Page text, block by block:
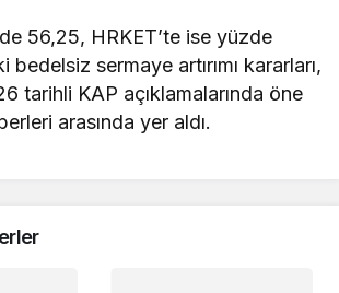
56,25, HRKET’te ise yüzde
bedelsiz sermaye artırımı kararları,
tarihli KAP açıklamalarında öne
arasında yer aldı.